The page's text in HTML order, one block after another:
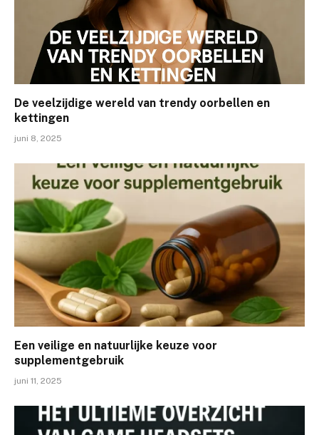
De veelzijdige wereld van trendy oorbellen en
kettingen
juni 8, 2025
Een veilige en natuurlijke keuze voor
supplementgebruik
juni 11, 2025